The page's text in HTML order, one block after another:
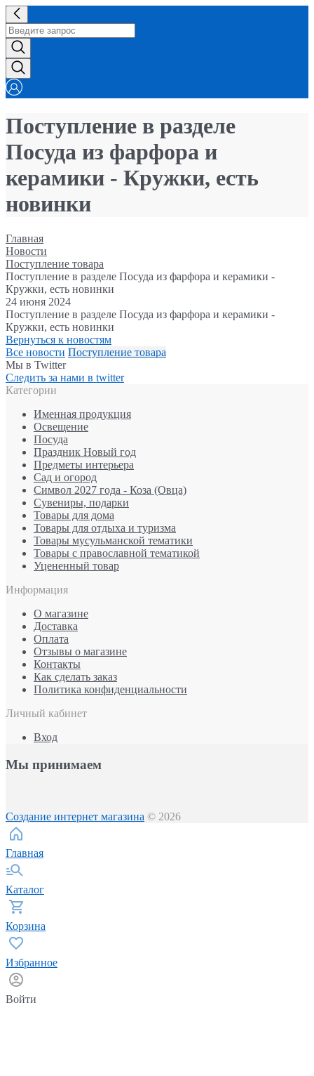
Поступление в разделе
Посуда из фарфора и
керамики - Кружки, есть
новинки
Главная
Новости
Поступление товара
Поступление в разделе Посуда из фарфора и керамики -
Кружки, есть новинки
24 июня 2024
Поступление в разделе Посуда из фарфора и керамики -
Кружки, есть новинки
Вернуться к новостям
Все новости Поступление товара
Мы в Twitter
Следить за нами в twitter
Категории
Именная продукция
Освещение
Посуда
Праздник Новый год
Предметы интерьера
Сад и огород
Символ 2027 года - Коза (Овца)
Сувениры, подарки
Товары для дома
Товары для отдыха и туризма
Товары мусульманской тематики
Товары с православной тематикой
Уцененный товар
Информация
О магазине
Доставка
Оплата
Отзывы о магазине
Контакты
Как сделать заказ
Политика конфиденциальности
Личный кабинет
Вход
Мы принимаем
Создание интернет магазина © 2026
Главная
Каталог
Корзина
Избранное
Войти